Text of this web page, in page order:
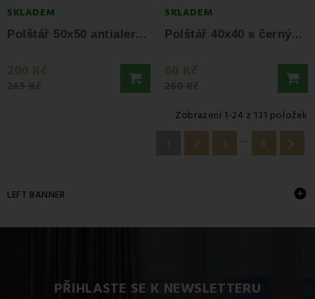
SKLADEM
P
olštář 50x50 antialergický EMI standard
200 Kč
SKLADEM
P
olštář 40x40 s černým potiskem EMI
60 Kč
Zobrazení 1-24 z 131 položek
2 3 … 6 
LEFT BANNER 
PŘIHLASTE SE K NEWSLETTERU